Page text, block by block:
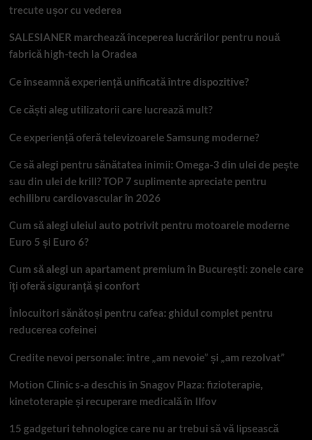
trecute ușor cu vederea
SALESIANER marchează începerea lucrărilor pentru nouă
fabrică high-tech la Oradea
Ce înseamnă experiență unificată între dispozitive?
Ce căști aleg utilizatorii care lucrează mult?
Ce experiență oferă televizoarele Samsung moderne?
Ce să alegi pentru sănătatea inimii: Omega-3 din ulei de pește
sau din ulei de krill? TOP 7 suplimente apreciate pentru
echilibru cardiovascular în 2026
Cum să alegi uleiul auto potrivit pentru motoarele moderne
Euro 5 și Euro 6?
Cum să alegi un apartament premium în București: zonele care
îți oferă siguranță și confort
Înlocuitori sănătoși pentru cafea: ghidul complet pentru
reducerea cofeinei
Credite nevoi personale: între „am nevoie” și „am rezolvat”
Motion Clinic s-a deschis în Snagov Plaza: fizioterapie,
kinetoterapie și recuperare medicală în Ilfov
15 gadgeturi tehnologice care nu ar trebui să vă lipsească